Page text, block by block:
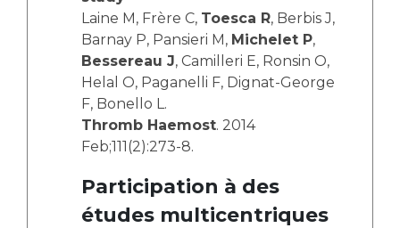
Laine M, Frère C, Toesca R, Berbis J,
Barnay P, Pansieri M, Michelet P,
Bessereau J, Camilleri E, Ronsin O,
Helal O, Paganelli F, Dignat-George
F, Bonello L.
Thromb Haemost. 2014
Feb;111(2):273-8.
Participation à des
études multicentriques